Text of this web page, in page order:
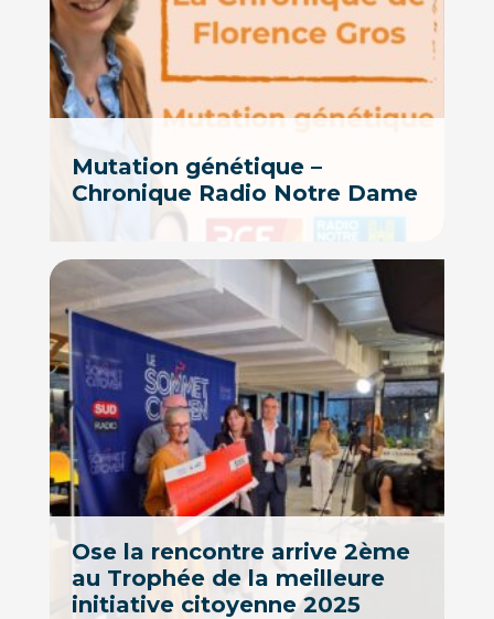
Mutation génétique –
Chronique Radio Notre Dame
Ose la rencontre arrive 2ème
au Trophée de la meilleure
initiative citoyenne 2025